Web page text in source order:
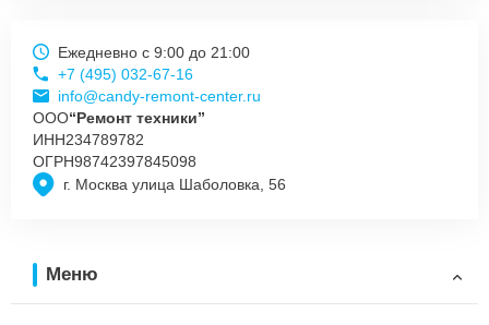
г. Москва улица Шаболовка, 56
Ежедневно с 9:00 до 21:00
+7 (495) 032-67-16
info@candy-remont-center.ru
ООО“Ремонт техники”
ИНН234789782
ОГРН98742397845098
Меню